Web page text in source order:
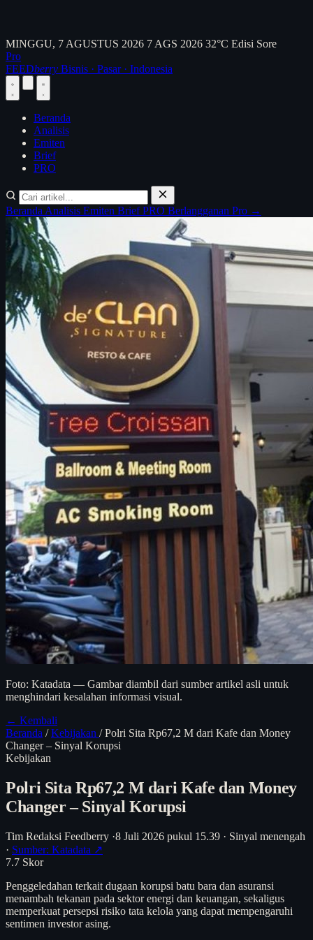
MINGGU, 7 AGUSTUS 2026 7 AGS 2026 32°C Edisi Sore
Pro
FEEDberry Bisnis · Pasar · Indonesia
Beranda
Analisis
Emiten
Brief
PRO
Beranda Analisis Emiten BriefPRO Berlangganan Pro →
Foto: Katadata — Gambar diambil dari sumber artikel asli untuk
menghindari kesalahan informasi visual.
← Kembali
Beranda / Kebijakan / Polri Sita Rp67,2 M dari Kafe dan Money
Changer – Sinyal Korupsi
Kebijakan
Polri Sita Rp67,2 M dari Kafe dan Money
Changer – Sinyal Korupsi
Tim Redaksi Feedberry ·8 Juli 2026 pukul 15.39 · Sinyal menengah
· Sumber: Katadata ↗
7.7 Skor
Penggeledahan terkait dugaan korupsi batu bara dan asuransi
menambah tekanan pada sektor energi dan keuangan, sekaligus
memperkuat persepsi risiko tata kelola yang dapat mempengaruhi
sentimen investor asing.